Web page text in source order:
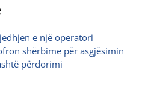
e një operatori
shërbime për asgjësimin
përdorimi